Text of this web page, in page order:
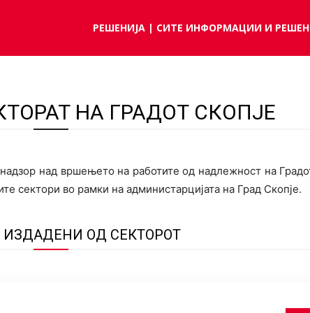
РЕШЕНИЈА | СИТЕ ИНФОРМАЦИИ И
НА ГРАДОТ СКОПЈЕ
над вршењето на работите од надлежност на
сектори во рамки на администарцијата на Град Скопје.
ОД СЕКТОРОТ